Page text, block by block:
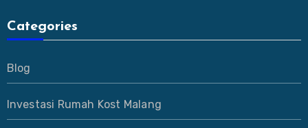
Categories
Blog
Investasi Rumah Kost Malang